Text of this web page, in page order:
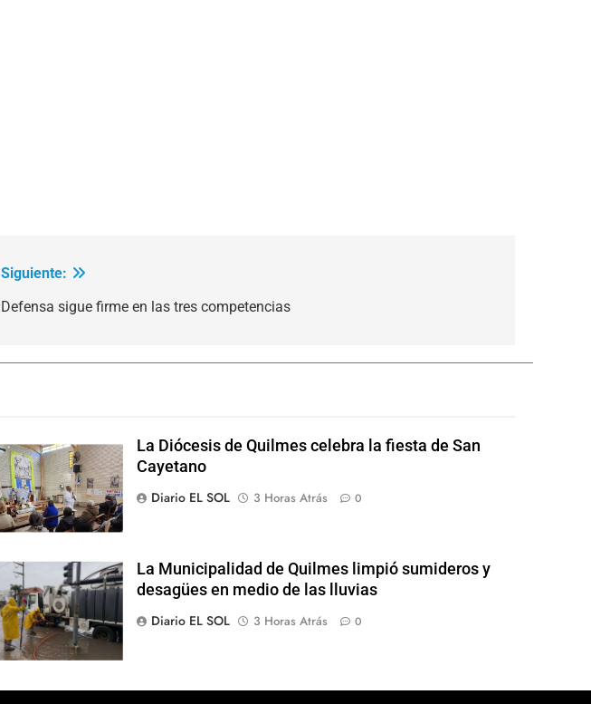
Siguiente:
Defensa sigue firme en las tres competencias
La Diócesis de Quilmes celebra la fiesta de San
Cayetano
Diario EL SOL
3 Horas Atrás 0
La Municipalidad de Quilmes limpió sumideros y
desagües en medio de las lluvias
Diario EL SOL
3 Horas Atrás 0